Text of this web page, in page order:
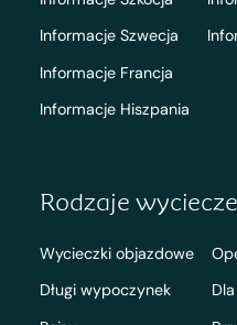
Informacje Szwecja
Informacje Francja
Informacje Hiszpania
Rodzaje
Wycieczki objazdowe
Długi wypoczynek